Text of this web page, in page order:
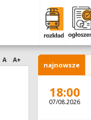
A A+
najnowsze
18:00
07/08.2026